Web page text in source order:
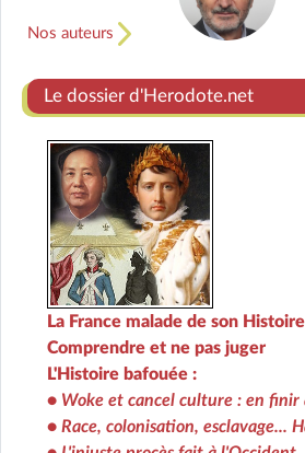
Nos auteurs
Le dossier d'Herodote.net
La France malade de son Histoire
Comprendre et ne pas juger
L'Histoire bafouée :
• Woke et cancel culture : en finir
• Race, colonisation, esclavage...